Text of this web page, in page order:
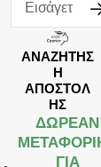
ΑΝΑΖΗΤΗΣ
Η
ΑΠΟΣΤΟΛ
ΗΣ
ΔΩΡΕΆΝ
ΓΙΑ